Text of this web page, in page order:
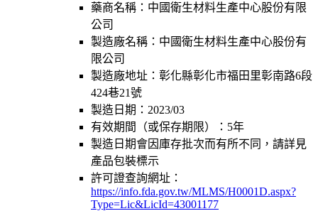
藥商名稱： 中國衛生材料生產中心股份有限
公司
製造廠名稱： 中國衛生材料生產中心股份有
限公司
製造廠地址： 彰化縣彰化市福田里彰南路6段
424巷21號
製造日期： 2023/03
有效期間（或保存期限）： 5年
製造日期會因庫存批次而有所不同，請詳見
產品包裝標示
許可證查詢網址：
https://info.fda.gov.tw/MLMS/H0001D.aspx?
Type=Lic&LicId=43001177